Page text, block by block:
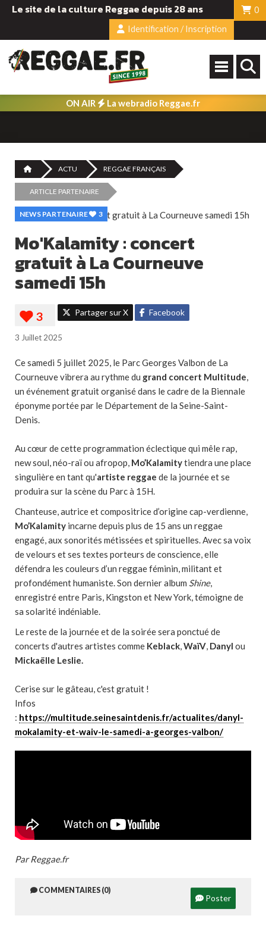
Le site de la culture Reggae depuis 28 ans
0
Identification / Inscription
ON AIR La webradio Reggae.fr
ACTU REGGAE FRANÇAIS
ARTICLE PARTENAIRE
NEWS PARTENAIRE 3
Mo'Kalamity : concert
gratuit à La Courneuve
samedi 15h
Partager sur X Facebook
3 Juillet 2025
Ce samedi 5 juillet 2025, le Parc Georges Valbon de La
Courneuve vibrera au rythme du grand concert Multitude,
un événement gratuit organisé dans le cadre de la Biennale
éponyme portée par le Département de la Seine-Saint-
Denis.
Au cœur de cette programmation éclectique qui mêle rap,
new soul, néo-raï ou afropop, Mo’Kalamitytiendra une place
singulière en tant qu'artiste reggae de la journée et se
produira sur la scène du Parc à 15H.
Chanteuse, autrice et compositrice d’origine cap-verdienne,
Mo’Kalamity incarne depuis plus de 15 ans un reggae
engagé, aux sonorités métissées et spirituelles. Avec sa voix
de velours et ses textes porteurs de conscience, elle
défendra les couleurs d’un reggae féminin, militant et
profondément humaniste. Son dernier album Shine,
enregistré entre Paris, Kingston et New York, témoigne de
sa solarité indéniable.
Le reste de la journée et de la soirée sera ponctué de
concerts d'autres artistes comme Keblack,WaïV, Danyl ou
Mickaëlle Leslie.
Cerise sur le gâteau, c'est gratuit !
Infos
: https://multitude.seinesaintdenis.fr/actualites/danyl-
mokalamity-et-waiv-le-samedi-a-georges-valbon/
Par Reggae.fr
COMMENTAIRES (0)
Poster